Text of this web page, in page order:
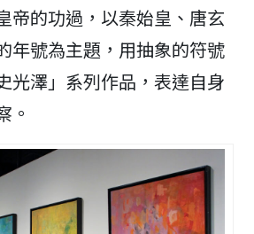
帝的功過，以秦始皇、唐玄
年號為主題，用抽象的符號
光澤」系列作品，表達自身
。